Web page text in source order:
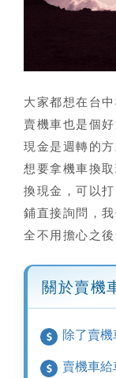
大家都想在 台
賣機車也是個
現金是週轉的
想要拿機車換
換現金，可以
鋪直接詢問，
全不用擔心之後
關於賣機
除了賣
賣機車